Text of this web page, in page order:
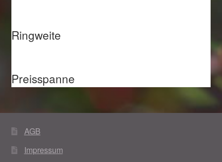
Ringweite
Preisspanne
AGB
Impressum